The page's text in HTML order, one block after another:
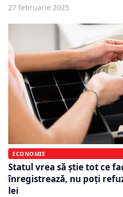
27 februarie 2025
ECONOMIE
Statul vrea să știe tot ce
înregistrează, nu poți
lei